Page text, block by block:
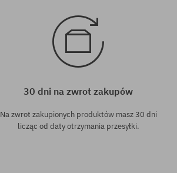
30 dni na zwrot zakupów
Na zwrot zakupionych produktów masz 30 dni
licząc od daty otrzymania przesyłki.